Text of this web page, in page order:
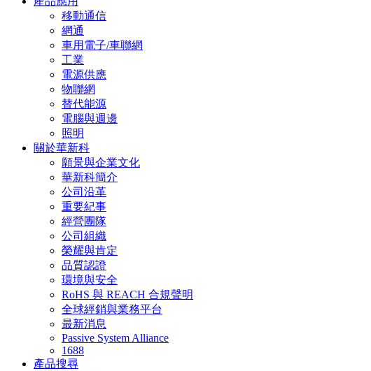
移動通信
網通
車用電子/車聯網
工業
電源供應
物聯網
替代能源
電腦與週邊
照明
關於華新科
願景與企業文化
華新科簡介
公司沿革
重要紀事
經營團隊
公司組織
榮耀與肯定
品質認證
環境與安全
RoHS 與 REACH 合規聲明
全球經銷與業務平台
最新消息
Passive System Alliance
1688
產品搜尋